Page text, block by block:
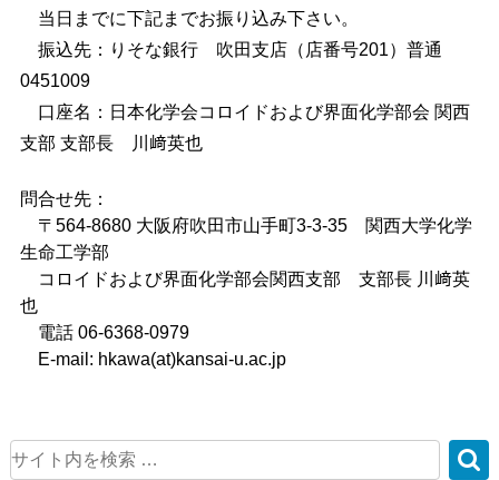
当日までに下記までお振り込み下さい。
振込先：りそな銀行 吹田支店（店番号201）普通
0451009
口座名：日本化学会コロイドおよび界面化学部会 関西
支部 支部長 川﨑英也
問合せ先：
〒564-8680 大阪府吹田市山手町3-3-35 関西大学化学
生命工学部
コロイドおよび界面化学部会関西支部 支部長 川﨑英
也
電話 06-6368-0979
E-mail: hkawa(at)kansai-u.ac.jp